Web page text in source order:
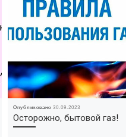
Опубликовано30.09.2023
Осторожно, бытовой газ!